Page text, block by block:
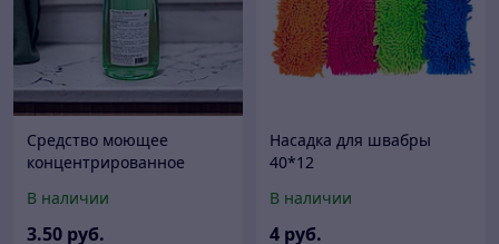
Средство моющее
концентрированное
Блеск" 1л./РБ
В наличии
3.50 руб.
Насадка для швабры
40*12
В наличии
4 руб.